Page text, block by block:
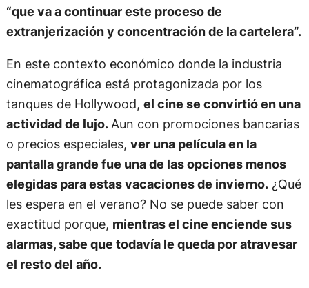
“que va a continuar este proceso de
extranjerización y concentración de la cartelera”.
En este contexto económico donde la industria
cinematográfica está protagonizada por los
tanques de Hollywood, el cine se convirtió en una
actividad de lujo. Aun con promociones bancarias
o precios especiales, ver una película en la
pantalla grande fue una de las opciones menos
elegidas para estas vacaciones de invierno.¿Qué
les espera en el verano? No se puede saber con
exactitud porque, mientras el cine enciende sus
alarmas, sabe que todavía le queda por atravesar
el resto del año.